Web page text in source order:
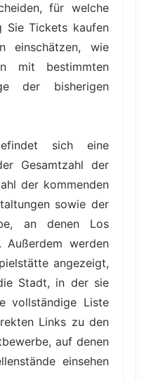
für welche
Sie Tickets kaufen
einschätzen, wie
mit bestimmten
der bisherigen
sich eine
Gesamtzahl der
der kommenden
sowie der
an denen Los
Außerdem werden
angezeigt,
Stadt, in der sie
vollständige Liste
Links zu den
auf denen
einsehen